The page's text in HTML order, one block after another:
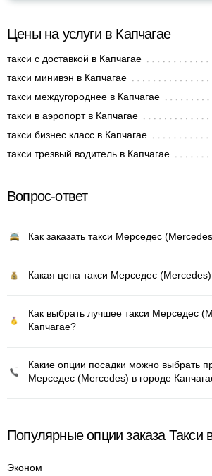
Цены на услуги в Капчагае
такси с доставкой в Капчагае
такси минивэн в Капчагае
такси междугороднее в Капчагае
такси в аэропорт в Капчагае
такси бизнес класс в Капчагае
такси трезвый водитель в Капчагае
Вопрос-ответ
Как заказать такси Мерседес
Какая цена такси Мерседес
Как выбрать лучшее такси Мерседес
Капчагае?
Какие опции посадки можно выбрать
Мерседес (Mercedes) в городе
Популярные опции заказа Такси
Эконом